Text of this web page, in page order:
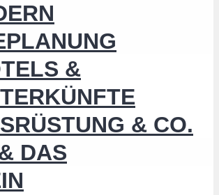
&
& CO.
DAS